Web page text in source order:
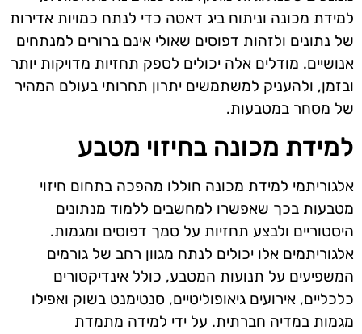
למידת מכונה וניתוח ביג דאטה כדי לנתח כמויות אדירות
של נתונים ולזהות דפוסים שאולי אינם ברורים למנתחים
אנושיים. מודלים אלה יכולים לספק תחזיות מדויקות יותר
ובזמן, ולהעניק למשתמשים יתרון תחרותי בעולם המהיר
של מסחר במטבעות.
למידת מכונה בחיזוי מטבע
אלגוריתמי למידת מכונה חוללו מהפכה בתחום חיזוי
מטבעות בכך שאפשרו למחשבים ללמוד מנתונים
היסטוריים ולבצע תחזיות על סמך דפוסים ומגמות.
אלגוריתמים אלו יכולים לנתח מגוון רחב של גורמים
המשפיעים על תנועות המטבע, כולל אינדיקטורים
כלכליים, אירועים גיאופוליטיים, סנטימנט בשוק ואפילו
מגמות במדיה חברתית. על ידי למידה מתמדת